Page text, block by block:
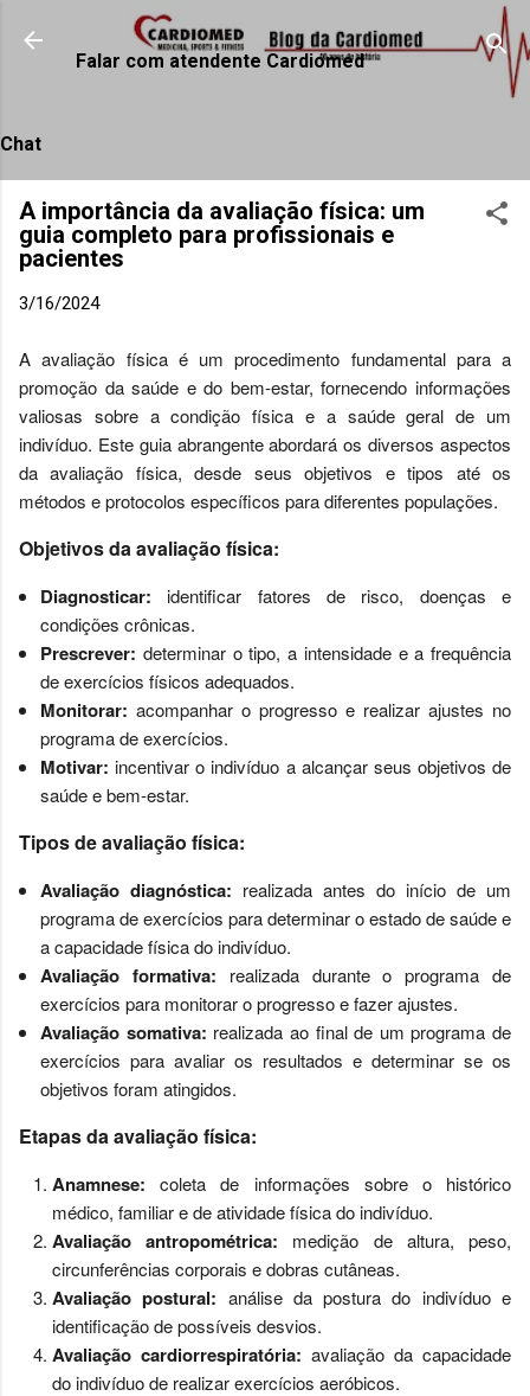
Pular para o conteúdo principal
Falar com atendente Cardiomed
Chat
A importância da avaliação física: um
guia completo para profissionais e
pacientes
3/16/2024
A avaliação física é um procedimento fundamental para a
promoção da saúde e do bem-estar, fornecendo informações
valiosas sobre a condição física e a saúde geral de um
indivíduo. Este guia abrangente abordará os diversos aspectos
da avaliação física, desde seus objetivos e tipos até os
métodos e protocolos específicos para diferentes populações.
Objetivos da avaliação física:
Diagnosticar: identificar fatores de risco, doenças e
condições crônicas.
Prescrever: determinar o tipo, a intensidade e a frequência
de exercícios físicos adequados.
Monitorar: acompanhar o progresso e realizar ajustes no
programa de exercícios.
Motivar: incentivar o indivíduo a alcançar seus objetivos de
saúde e bem-estar.
Tipos de avaliação física:
Avaliação diagnóstica: realizada antes do início de um
programa de exercícios para determinar o estado de saúde e
a capacidade física do indivíduo.
Avaliação formativa: realizada durante o programa de
exercícios para monitorar o progresso e fazer ajustes.
Avaliação somativa: realizada ao final de um programa de
exercícios para avaliar os resultados e determinar se os
objetivos foram atingidos.
Etapas da avaliação física:
Anamnese: coleta de informações sobre o histórico
médico, familiar e de atividade física do indivíduo.
Avaliação antropométrica: medição de altura, peso,
circunferências corporais e dobras cutâneas.
Avaliação postural: análise da postura do indivíduo e
identificação de possíveis desvios.
Avaliação cardiorrespiratória: avaliação da capacidade
do indivíduo de realizar exercícios aeróbicos.